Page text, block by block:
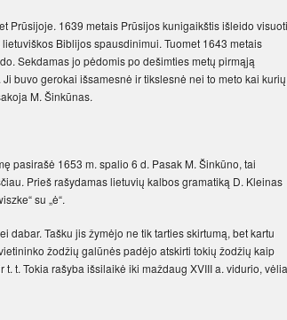
Prūsijoje. 1639 metais Prūsijos kunigaikštis išleido
Biblijos spausdinimui. Tuomet 1643 metais
Sekdamas jo pėdomis po dešimties metų pirmąją
buvo gerokai išsamesnė ir tikslesnė nei to meto kai kurių
M. Šinkūnas.
pasirašė 1653 m. spalio 6 d. Pasak M. Šinkūno, tai
Prieš rašydamas lietuvių kalbos gramatiką D. Kleinas
su „ė“.
dabar. Tašku jis žymėjo ne tik tarties skirtumą, bet kartu
žodžių galūnės padėjo atskirti tokių žodžių kaip
t. t. Tokia rašyba išsilaikė iki maždaug XVIII a. vidurio,